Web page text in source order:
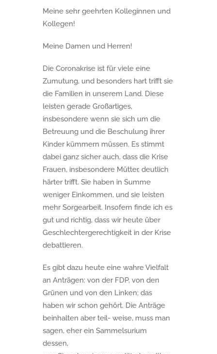
Meine sehr geehrten Kolleginnen und
Kollegen!
Meine Damen und Herren!
Die Coronakrise ist für viele eine
Zumutung, und besonders hart trifft sie
die Familien in unserem Land. Diese
leisten gerade Großartiges,
insbesondere wenn sie sich um die
Betreuung und die Beschulung ihrer
Kinder kümmern müssen. Es stimmt
dabei ganz sicher auch, dass die Krise
Frauen, insbesondere Mütter, deutlich
härter trifft. Sie haben in Summe
weniger Einkommen, und sie leisten
mehr Sorgearbeit. Insofern finde ich es
gut und richtig, dass wir heute über
Geschlechtergerechtigkeit in der Krise
debattieren.
Es gibt dazu heute eine wahre Vielfalt
an Anträgen: von der FDP, von den
Grünen und von den Linken; das
haben wir schon gehört. Die Anträge
beinhalten aber teil- weise, muss man
sagen, eher ein Sammelsurium
dessen,